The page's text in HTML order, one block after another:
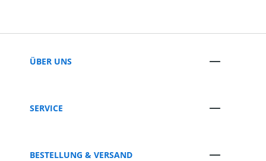
ÜBER UNS
SERVICE
BESTELLUNG & VERSAND